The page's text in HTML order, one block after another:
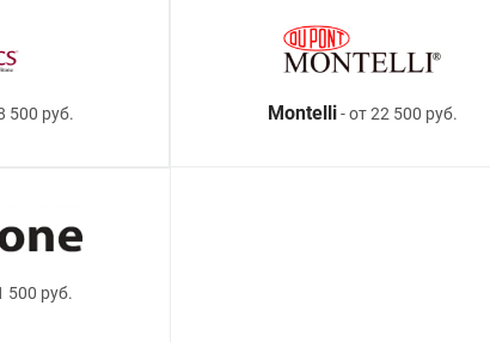
500 руб. Montelli- от 22 500 руб.
500 руб.